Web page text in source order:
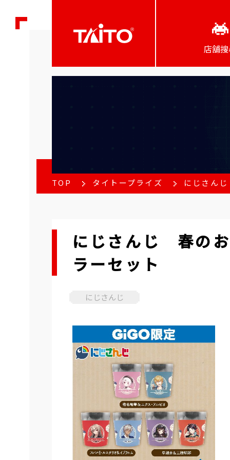
店舖
TOP タイトープライズ にじさん
にじさんじ 春の
ラーセット
にじさんじ